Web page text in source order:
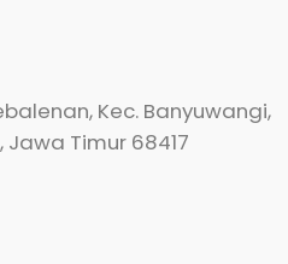
Kec. Banyuwangi,
Timur 68417